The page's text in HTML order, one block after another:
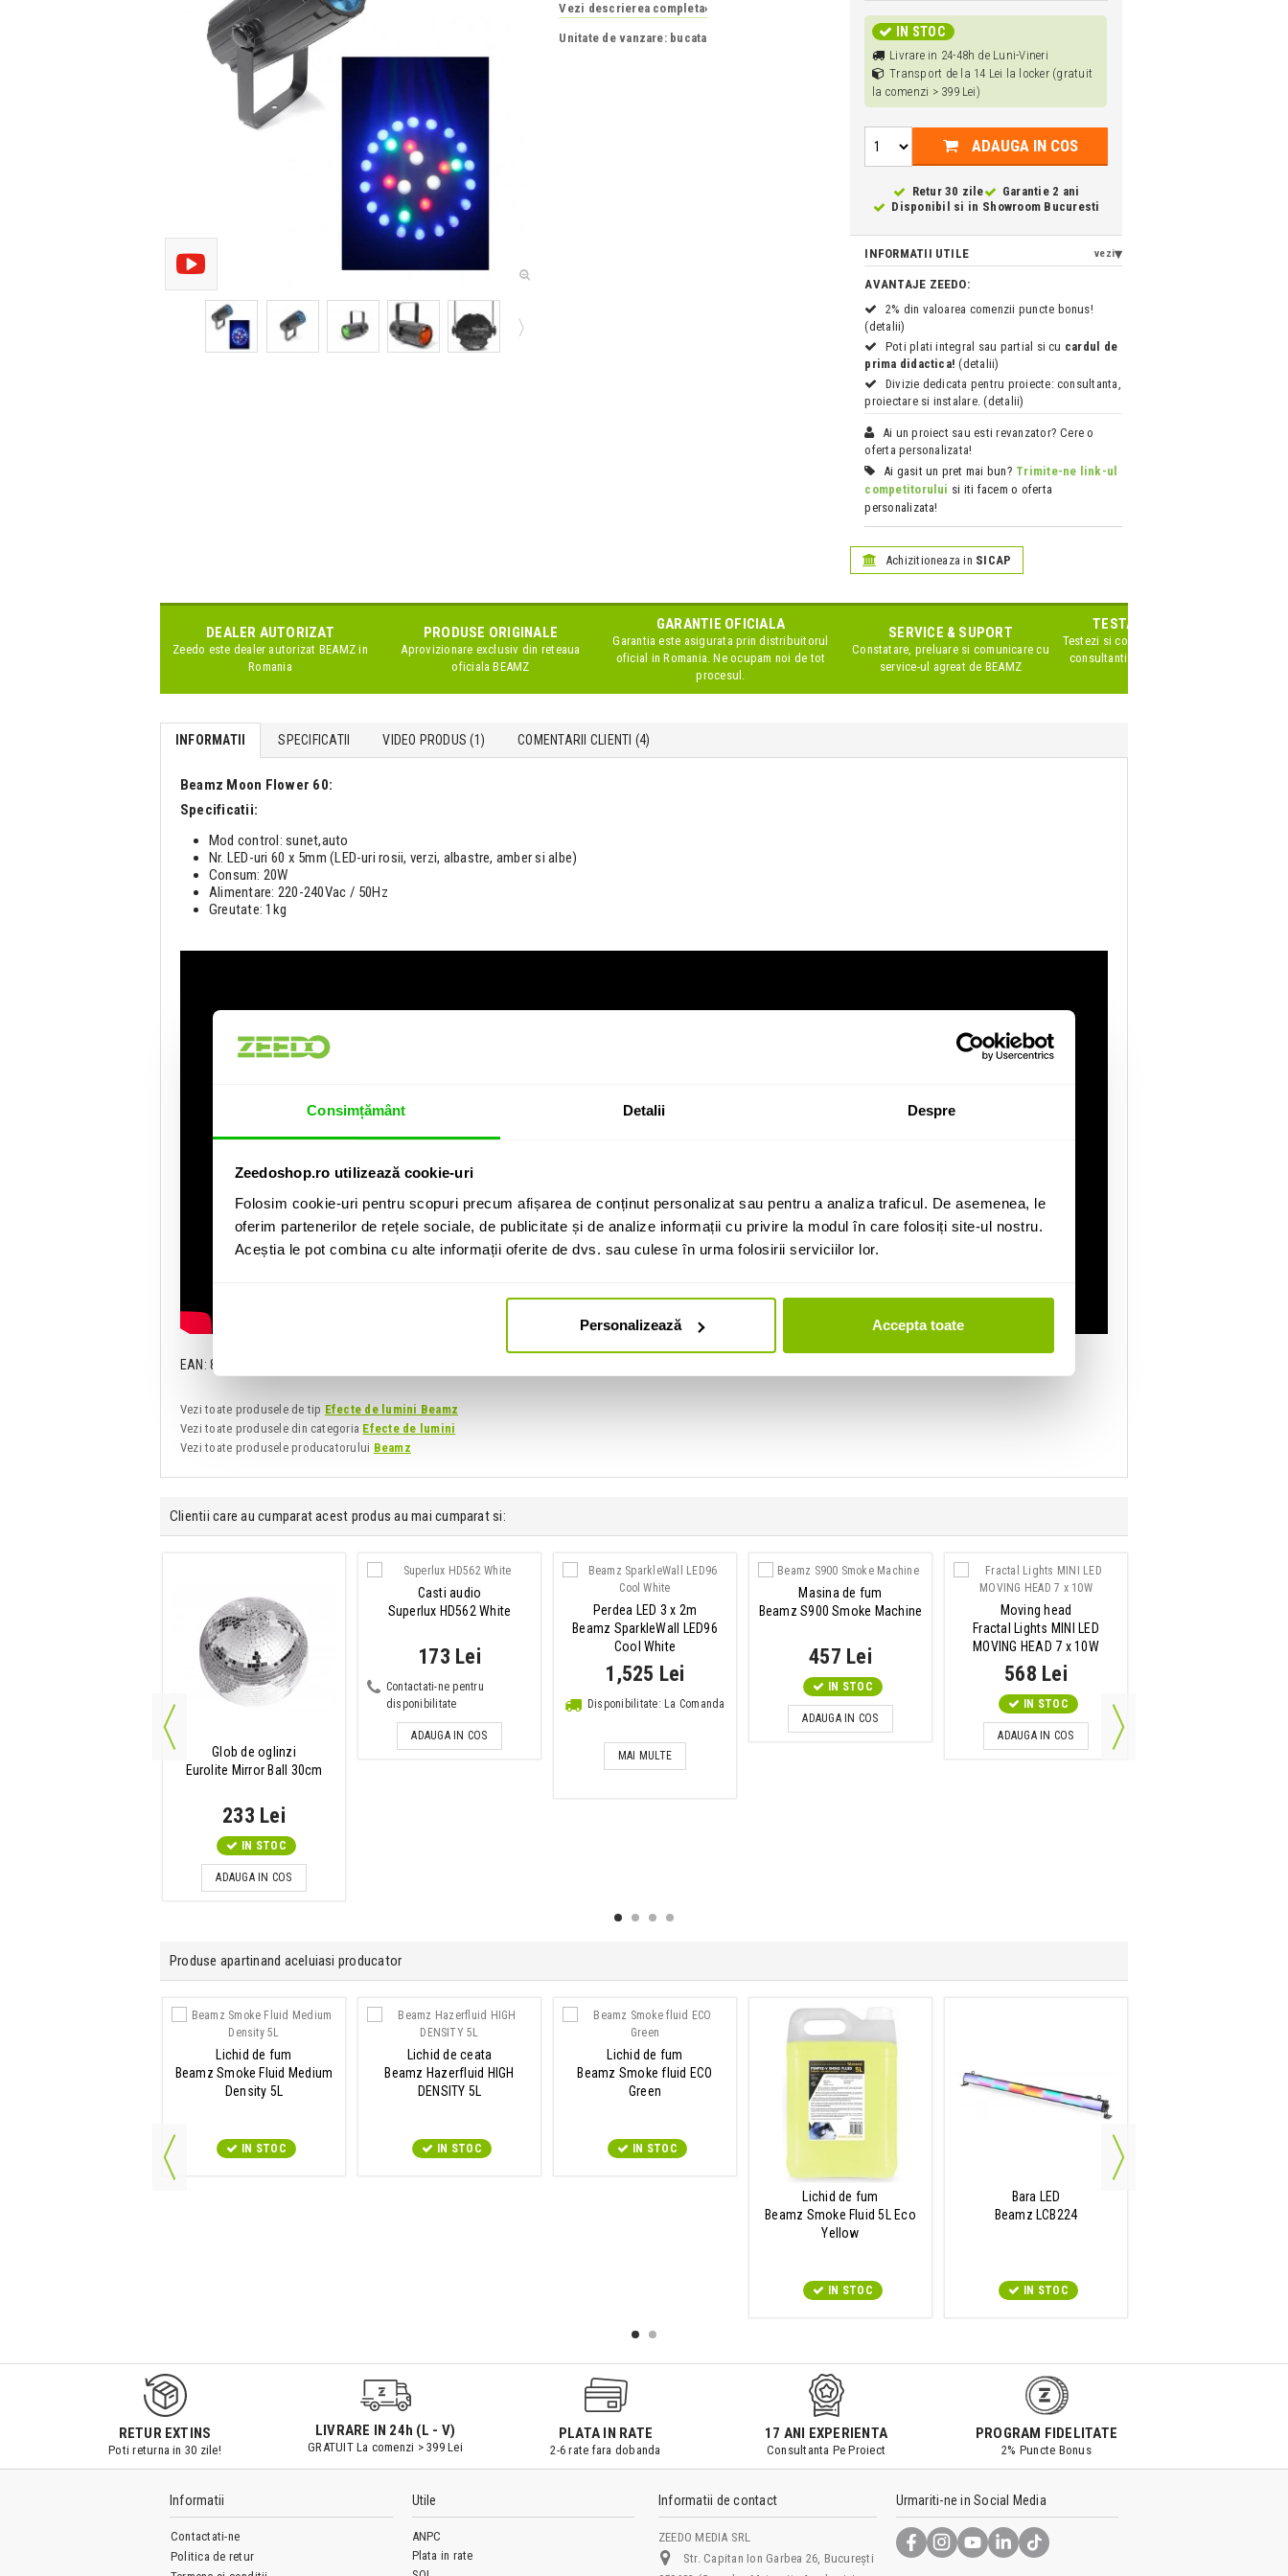
Consimțământ Detalii Despre
Zeedoshop.ro utilizează cookie-uri
Folosim cookie-uri pentru scopuri precum afișarea de conținut personalizat sau pentru a analiza traficul. De asemenea, le
oferim partenerilor de rețele sociale, de publicitate și de analize informații cu privire la modul în care folosiți site-ul nostru.
Aceștia le pot combina cu alte informații oferite de dvs. sau culese în urma folosirii serviciilor lor.
Personalizează Accepta toate
Vezi descrierea completa›
Unitate de vanzare: bucata IN STOC
Livrare in 24-48h de Luni-Vineri
Transport de la 14 Lei la locker (gratuit
la comenzi > 399 Lei)
ADAUGA IN COS
Retur 30 zile
Garantie 2 ani
Disponibil si in Showroom Bucuresti
INFORMATII UTILE vezi
AVANTAJE ZEEDO:
2% din valoarea comenzii puncte bonus!
(detalii)
Poti plati integral sau partial si cu cardul de
prima didactica! (detalii)
Divizie dedicata pentru proiecte: consultanta,
proiectare si instalare. (detalii)
Ai un proiect sau esti revanzator? Cere o
oferta personalizata!
Ai gasit un pret mai bun? Trimite-ne link-ul
competitorului si iti facem o oferta
personalizata!
Achizitioneaza in SICAP
DEALER AUTORIZAT
Zeedo este dealer autorizat BEAMZ in
Romania
PRODUSE ORIGINALE
Aprovizionare exclusiv din reteaua
oficialaBEAMZ
GARANTIE OFICIALA
Garantia este asigurata prin distribuitorul
oficial in Romania. Ne ocupam noi de tot
procesul.
SERVICE & SUPORT
Constatare, preluare si comunicare cu
service-ul agreat de BEAMZ
TESTARE IN SHOWROOM
Testezi si compari produsele impreuna cu
consultanti Zeedo specializati pe acest
INFORMATII SPECIFICATII VIDEO PRODUS (1) COMENTARII CLIENTI (4)
Beamz Moon Flower 60:
Specificatii:
Mod control: sunet,auto
Nr. LED-uri 60 x 5mm (LED-uri rosii, verzi, albastre, amber si albe)
Consum: 20W
Alimentare: 220-240Vac / 50Hz
Greutate: 1kg
EAN: 8715693268546
Vezi toate produsele de tip Efecte de lumini Beamz
Vezi toate produsele din categoria Efecte de lumini
Vezi toate produsele producatorului Beamz
Clientii care au cumparat acest produs au mai cumparat si:
Glob de oglinzi
Eurolite Mirror Ball 30cm
233 Lei
IN STOC
ADAUGA IN COS
Casti audio
Superlux HD562 White
173 Lei
Contactati-ne pentru
disponibilitate
ADAUGA IN COS
Perdea LED 3 x 2m
Beamz SparkleWall LED96
Cool White
1,525 Lei
Disponibilitate: La Comanda
MAI MULTE
Masina de fum
Beamz S900 Smoke Machine
457 Lei
IN STOC
ADAUGA IN COS
Moving head
Fractal Lights MINI LED
MOVING HEAD 7 x 10W
568 Lei
IN STOC
ADAUGA IN COS
Produse apartinand aceluiasi producator
Lichid de fum
Beamz Smoke Fluid Medium
Density 5L
IN STOC
Lichid de ceata
Beamz Hazerfluid HIGH
DENSITY 5L
IN STOC
Lichid de fum
Beamz Smoke fluid ECO
Green
IN STOC
Lichid de fum
Beamz Smoke Fluid 5L Eco
Yellow
IN STOC
Bara LED
Beamz LCB224
IN STOC
RETUR EXTINS
Poti returna in 30 zile!
LIVRARE IN 24h (L - V)
GRATUIT La comenzi > 399 Lei
PLATA IN RATE
2-6 rate fara dobanda
17 ANI EXPERIENTA
Consultanta Pe Proiect
PROGRAM FIDELITATE
2% Puncte Bonus
Informatii
Contactati-ne
Politica de retur
Utile
ANPC
Plata in rate
Informatii de contact
ZEEDO MEDIA SRL
Str. Capitan Ion Garbea 26, București
Urmariti-ne in Social Media